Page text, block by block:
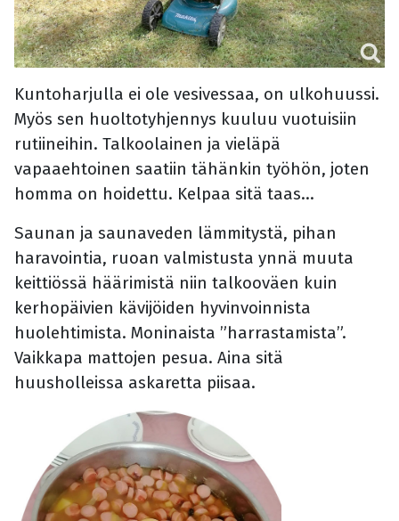
Kuntoharjulla ei ole vesivessaa, on ulkohuussi.
Myös sen huoltotyhjennys kuuluu vuotuisiin
rutiineihin. Talkoolainen ja vieläpä
vapaaehtoinen saatiin tähänkin työhön, joten
homma on hoidettu. Kelpaa sitä taas...
Saunan ja saunaveden lämmitystä, pihan
haravointia, ruoan valmistusta ynnä muuta
keittiössä häärimistä niin talkooväen kuin
kerhopäivien kävijöiden hyvinvoinnista
huolehtimista. Moninaista ”harrastamista”.
Vaikkapa mattojen pesua. Aina sitä
huusholleissa askaretta piisaa.